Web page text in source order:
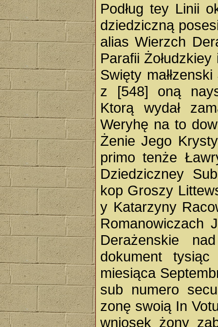
Podług tey Linii
dziedziczną
alias Wierzch
Parafii
Swięty
z [548] oną
Ktorą wydał
Weryhę na to
Żenie Jego
primo tenże
Dziedziczney
kop Groszy
y Katarzyny
Romanowiczach
Derażenskie
dokument
miesiąca
sub numero
zonę swoią In
wniosek żony